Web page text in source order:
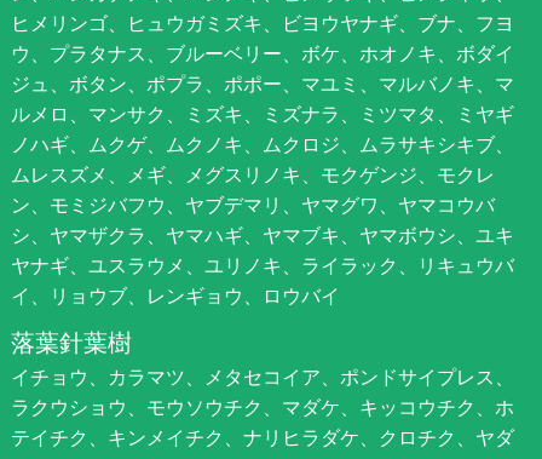
ヒメリンゴ、ヒュウガミズキ、ビヨウヤナギ、ブナ、フヨ
ウ、プラタナス、ブルーベリー、ボケ、ホオノキ、ボダイ
ジュ、ボタン、ポプラ、ポポー、マユミ、マルバノキ、マ
ルメロ、マンサク、ミズキ、ミズナラ、ミツマタ、ミヤギ
ノハギ、ムクゲ、ムクノキ、ムクロジ、ムラサキシキブ、
ムレスズメ、メギ、メグスリノキ、モクゲンジ、モクレ
ン、モミジバフウ、ヤブデマリ、ヤマグワ、ヤマコウバ
シ、ヤマザクラ、ヤマハギ、ヤマブキ、ヤマボウシ、ユキ
ヤナギ、ユスラウメ、ユリノキ、ライラック、リキュウバ
イ、リョウブ、レンギョウ、ロウバイ
落葉針葉樹
イチョウ、カラマツ、メタセコイア、ポンドサイプレス、
ラクウショウ、モウソウチク、マダケ、キッコウチク、ホ
テイチク、キンメイチク、ナリヒラダケ、クロチク、ヤダ